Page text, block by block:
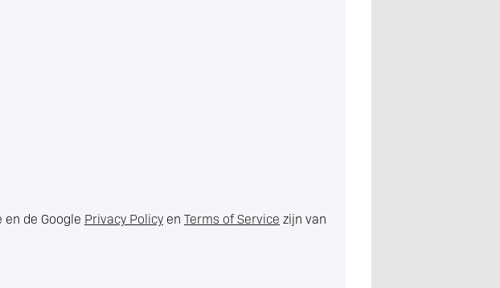
en de Google Privacy Policy en Terms of Service zijn van